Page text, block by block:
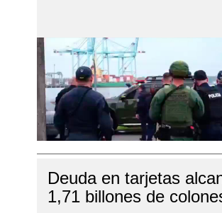
Deuda en tarjetas
1,71 billones de